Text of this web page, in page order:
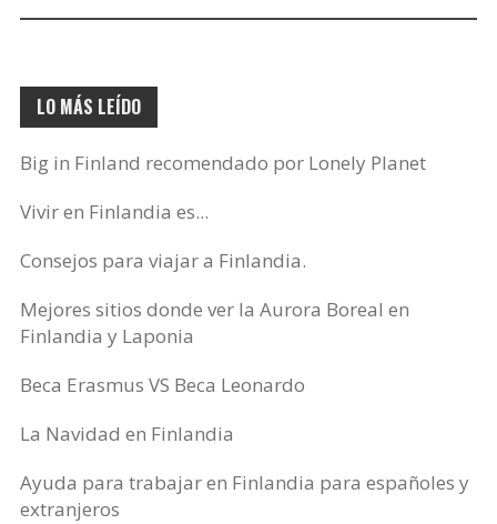
electrónico…
LO MÁS LEÍDO
Big in Finland recomendado por Lonely Planet
Vivir en Finlandia es...
Consejos para viajar a Finlandia.
Mejores sitios donde ver la Aurora Boreal en
Finlandia y Laponia
Beca Erasmus VS Beca Leonardo
La Navidad en Finlandia
Ayuda para trabajar en Finlandia para españoles y
extranjeros